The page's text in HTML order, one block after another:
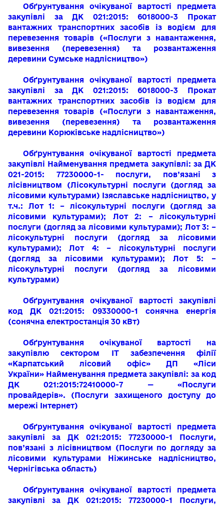
Обґрунтування очікуваної вартості предмета
закупівлі за ДК 021:2015: 6018000-3 Прокат
вантажних транспортних засобів із водієм для
перевезення товарів («Послуги з навантаження,
вивезення (перевезення) та розвантаження
деревини Сумське надлісництво»)
Обґрунтування очікуваної вартості предмета
закупівлі за ДК 021:2015: 6018000-3 Прокат
вантажних транспортних засобів із водієм для
перевезення товарів («Послуги з навантаження,
вивезення (перевезення) та розвантаження
деревини Корюківське надлісництво»)
Обґрунтування очікуваної вартості предмета
закупівлі Найменування предмета закупівлі: за ДК
021-2015: 77230000-1- послуги, пов’язані з
лісівництвом (Лісокультурні послуги (догляд за
лісовими культурами) Ізяславське надлісництво, у
т.ч.: Лот 1: – лісокультурні послуги (догляд за
лісовими культурами); Лот 2: – лісокультурні
послуги (догляд за лісовими культурами); Лот 3: –
лісокультурні послуги (догляд за лісовими
культурами); Лот 4: – лісокультурні послуги
(догляд за лісовими культурами); Лот 5: –
лісокультурні послуги (догляд за лісовими
культурами)
Обґрунтування очікуваної вартості закупівлі
код ДК 021:2015: 09330000-1 сонячна енергія
(сонячна електростанція 30 кВт)
Обґрунтування очікуваної вартості на
закупівлю сектором ІТ забезпечення філії
«Карпатський лісовий офіс» ДП «Ліси
України» Найменування предмета закупівлі: за код
ДК 021:2015:72410000-7 — «Послуги
провайдерів». (Послуги захищеного доступу до
мережі Інтернет)
Обґрунтування очікуваної вартості предмета
закупівлі за ДК 021:2015: 77230000-1 Послуги,
пов’язані з лісівництвом (Послуги по догляду за
лісовими культурами Ніжинське надлісництво,
Чернігівська область)
Обґрунтування очікуваної вартості предмета
закупівлі за ДК 021:2015: 77230000-1 Послуги,